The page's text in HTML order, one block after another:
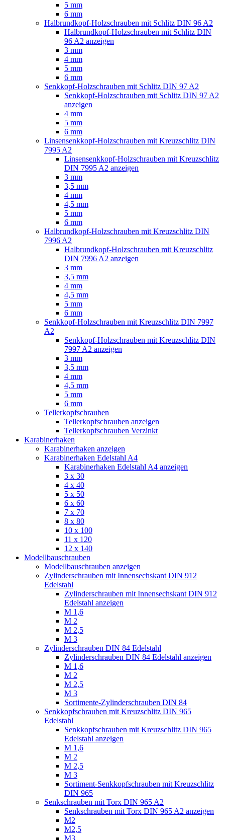
5 mm
6 mm
Halbrundkopf-Holzschrauben mit Schlitz DIN 96 A2
Halbrundkopf-Holzschrauben mit Schlitz DIN
96 A2 anzeigen
3 mm
4 mm
5 mm
6 mm
Senkkopf-Holzschrauben mit Schlitz DIN 97 A2
Senkkopf-Holzschrauben mit Schlitz DIN 97 A2
anzeigen
4 mm
5 mm
6 mm
Linsensenkkopf-Holzschrauben mit Kreuzschlitz DIN
7995 A2
Linsensenkkopf-Holzschrauben mit Kreuzschlitz
DIN 7995 A2 anzeigen
3 mm
3,5 mm
4 mm
4,5 mm
5 mm
6 mm
Halbrundkopf-Holzschrauben mit Kreuzschlitz DIN
7996 A2
Halbrundkopf-Holzschrauben mit Kreuzschlitz
DIN 7996 A2 anzeigen
3 mm
3,5 mm
4 mm
4,5 mm
5 mm
6 mm
Senkkopf-Holzschrauben mit Kreuzschlitz DIN 7997
A2
Senkkopf-Holzschrauben mit Kreuzschlitz DIN
7997 A2 anzeigen
3 mm
3,5 mm
4 mm
4,5 mm
5 mm
6 mm
Tellerkopfschrauben
Tellerkopfschrauben anzeigen
Tellerkopfschrauben Verzinkt
Karabinerhaken
Karabinerhaken anzeigen
Karabinerhaken Edelstahl A4
Karabinerhaken Edelstahl A4 anzeigen
3 x 30
4 x 40
5 x 50
6 x 60
7 x 70
8 x 80
10 x 100
11 x 120
12 x 140
Modellbauschrauben
Modellbauschrauben anzeigen
Zylinderschrauben mit Innensechskant DIN 912
Edelstahl
Zylinderschrauben mit Innensechskant DIN 912
Edelstahl anzeigen
M 1,6
M 2
M 2,5
M 3
Zylinderschrauben DIN 84 Edelstahl
Zylinderschrauben DIN 84 Edelstahl anzeigen
M 1,6
M 2
M 2,5
M 3
Sortimente-Zylinderschrauben DIN 84
Senkkopfschrauben mit Kreuzschlitz DIN 965
Edelstahl
Senkkopfschrauben mit Kreuzschlitz DIN 965
Edelstahl anzeigen
M 1,6
M 2
M 2,5
M 3
Sortiment-Senkkopfschrauben mit Kreuzschlitz
DIN 965
Senkschrauben mit Torx DIN 965 A2
Senkschrauben mit Torx DIN 965 A2 anzeigen
M2
M2,5
M3